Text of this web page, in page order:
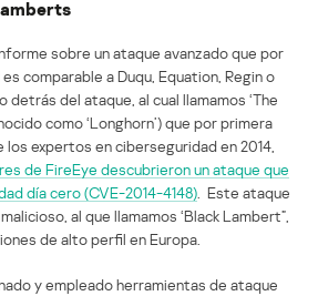
sobre un ataque avanzado que por
comparable a Duqu, Equation, Regin o
del ataque, al cual llamamos ‘The
como ‘Longhorn’) que por primera
los expertos en ciberseguridad en 2014,
de FireEye descubrieron un ataque que
día cero (CVE-2014-4148) . Este ataque
al que llamamos ‘Black Lambert”,
de alto perfil en Europa.
y empleado herramientas de ataque